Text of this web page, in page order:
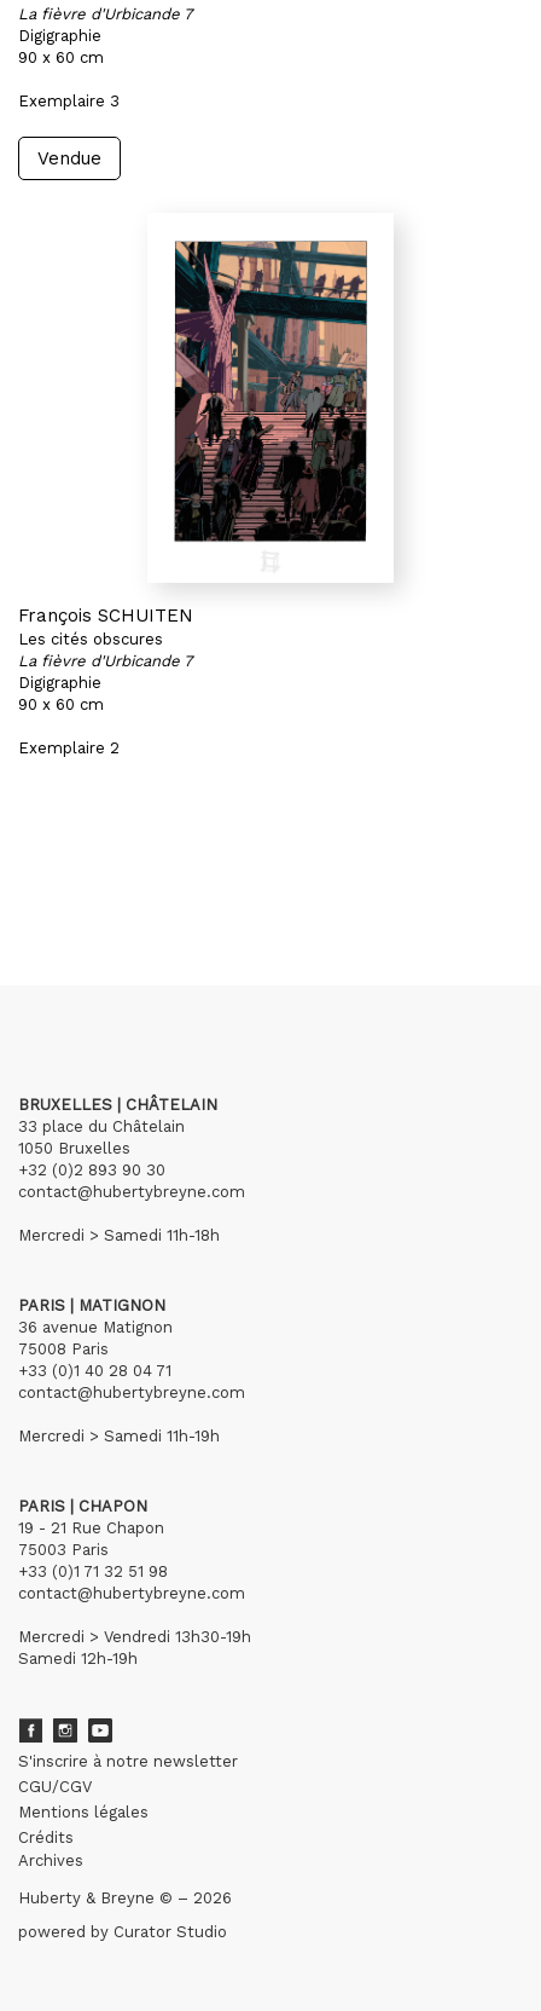
La fièvre d'Urbicande 7
Digigraphie
90 x 60 cm
Exemplaire 3
Vendue
François SCHUITEN
Les cités obscures
La fièvre d'Urbicande 7
Digigraphie
90 x 60 cm
Exemplaire 2
BRUXELLES | CHÂTELAIN
33 place du Châtelain
1050 Bruxelles
+32 (0)2 893 90 30
contact@hubertybreyne.com
Mercredi > Samedi 11h-18h
PARIS | MATIGNON
36 avenue Matignon
75008 Paris
+33 (0)1 40 28 04 71
contact@hubertybreyne.com
Mercredi > Samedi 11h-19h
PARIS | CHAPON
19 - 21 Rue Chapon
75003 Paris
+33 (0)1 71 32 51 98
contact@hubertybreyne.com
Mercredi > Vendredi 13h30-19h
Samedi 12h-19h
S'inscrire à notre newsletter
CGU/CGV
Mentions légales
Crédits
Archives
Huberty & Breyne © – 2026
powered by Curator Studio